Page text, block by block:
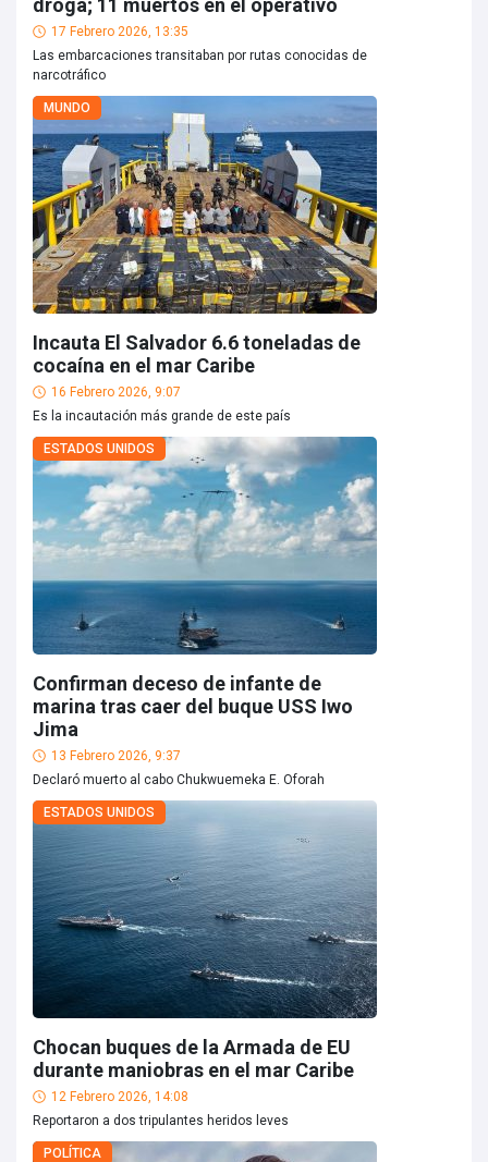
droga; 11 muertos en el operativo
17 Febrero 2026, 13:35
Las embarcaciones transitaban por rutas conocidas de
narcotráfico
MUNDO
Incauta El Salvador 6.6 toneladas de
cocaína en el mar Caribe
16 Febrero 2026, 9:07
Es la incautación más grande de este país
ESTADOS UNIDOS
Confirman deceso de infante de
marina tras caer del buque USS Iwo
Jima
13 Febrero 2026, 9:37
Declaró muerto al cabo Chukwuemeka E. Oforah
ESTADOS UNIDOS
Chocan buques de la Armada de EU
durante maniobras en el mar Caribe
12 Febrero 2026, 14:08
Reportaron a dos tripulantes heridos leves
POLÍTICA